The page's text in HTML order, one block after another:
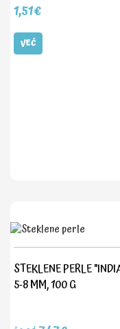
1,51€
VEČ
STEKLENE PERLE
5-8 MM, 100 G